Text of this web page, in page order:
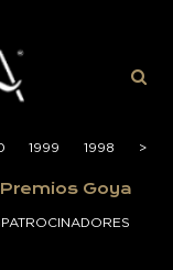
1999 1998 1997
>
>
Goya
PATROCINADORES